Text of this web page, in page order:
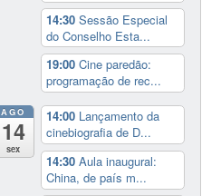
14:30Sessão Especial
do Conselho Esta...
19:00Cine paredão:
programação de rec...
AGO
14
sex
14:00 Lançamento da
cinebiografia de D...
14:30Aula inaugural:
China, de país m...